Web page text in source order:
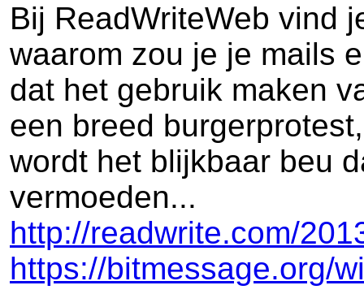
Bij ReadWriteWeb vind
waarom zou je je mails
dat het gebruik maken
een breed
wordt het blijkbaar beu
vermoeden...
http://readwrite.com/
https://bitmessage.org/